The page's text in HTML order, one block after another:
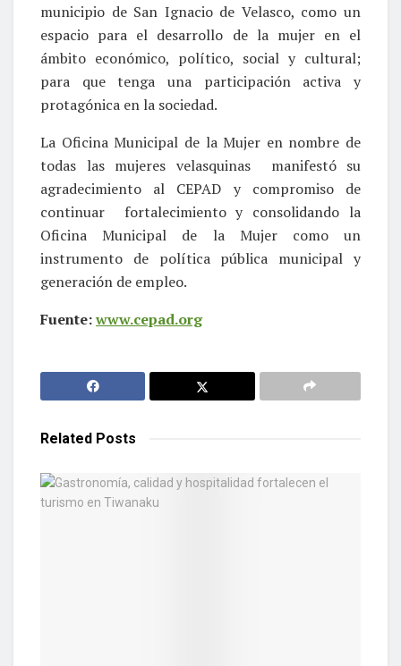
municipio de San Ignacio de Velasco, como un
espacio para el desarrollo de la mujer en el
ámbito económico, político, social y cultural;
para que tenga una participación activa y
protagónica en la sociedad.
La Oficina Municipal de la Mujer en nombre de
todas las mujeres velasquinas manifestó su
agradecimiento al CEPAD y compromiso de
continuar fortalecimiento y consolidando la
Oficina Municipal de la Mujer como un
instrumento de política pública municipal y
generación de empleo.
Fuente:www.cepad.org
Related Posts